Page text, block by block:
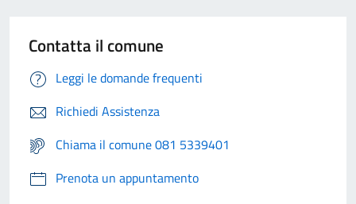
Contatta il comune
Leggi le domande frequenti
Richiedi Assistenza
Chiama il comune 081 5339401
Prenota un appuntamento